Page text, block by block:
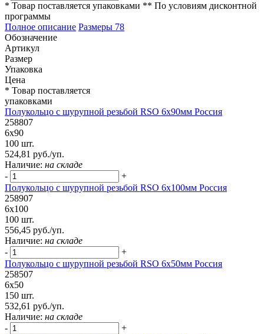
* Товар поставляется упаковками ** По условиям дисконтной
программы
Полное описание Размеры 78
Обозначение
Артикул
Размер
Упаковка
Цена
* Товар поставляется
упаковками
Полукольцо с шурупной резьбой RSO 6х90мм Россия
258807
6х90
100 шт.
524,81 руб./уп.
Наличие: на складе
-
+
Полукольцо с шурупной резьбой RSO 6х100мм Россия
258907
6х100
100 шт.
556,45 руб./уп.
Наличие: на складе
-
+
Полукольцо с шурупной резьбой RSO 6х50мм Россия
258507
6х50
150 шт.
532,61 руб./уп.
Наличие: на складе
-
+